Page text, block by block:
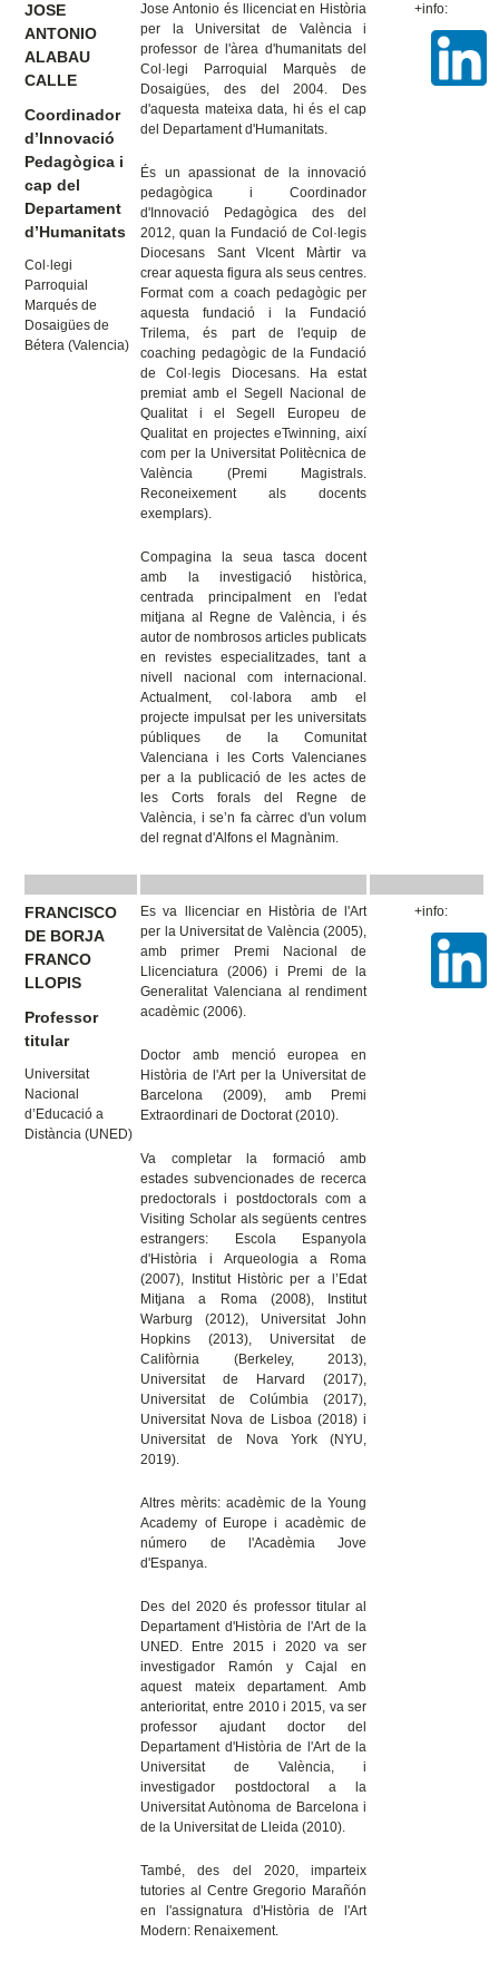
JOSE
ANTONIO
ALABAU
CALLE
Coordinador
d’Innovació
Pedagògica i
cap del
Departament
d’Humanitats
Col·legi
Parroquial
Marqués de
Dosaigües de
Bétera (Valencia)
Jose Antonio és llicenciat en Història
per la Universitat de València i
professor de l'àrea d'humanitats del
Col·legi Parroquial Marquès de
Dosaigües, des del 2004. Des
d'aquesta mateixa data, hi és el cap
del Departament d'Humanitats.
És un apassionat de la innovació
pedagògica i Coordinador
d'Innovació Pedagògica des del
2012, quan la Fundació de Col·legis
Diocesans Sant VIcent Màrtir va
crear aquesta figura als seus centres.
Format com a coach pedagògic per
aquesta fundació i la Fundació
Trilema, és part de l'equip de
coaching pedagògic de la Fundació
de Col·legis Diocesans. Ha estat
premiat amb el Segell Nacional de
Qualitat i el Segell Europeu de
Qualitat en projectes eTwinning, així
com per la Universitat Politècnica de
València (Premi Magistrals.
Reconeixement als docents
exemplars).
Compagina la seua tasca docent
amb la investigació històrica,
centrada principalment en l'edat
mitjana al Regne de València, i és
autor de nombrosos articles publicats
en revistes especialitzades, tant a
nivell nacional com internacional.
Actualment, col·labora amb el
projecte impulsat per les universitats
públiques de la Comunitat
Valenciana i les Corts Valencianes
per a la publicació de les actes de
les Corts forals del Regne de
València, i se’n fa càrrec d'un volum
del regnat d'Alfons el Magnànim.
+info:
FRANCISCO
DE BORJA
FRANCO
LLOPIS
Professor
titular
Universitat
Nacional
d’Educació a
Distància (UNED)
Es va llicenciar en Història de l'Art
per la Universitat de València (2005),
amb primer Premi Nacional de
Llicenciatura (2006) i Premi de la
Generalitat Valenciana al rendiment
acadèmic (2006).
Doctor amb menció europea en
Història de l'Art per la Universitat de
Barcelona (2009), amb Premi
Extraordinari de Doctorat (2010).
Va completar la formació amb
estades subvencionades de recerca
predoctorals i postdoctorals com a
Visiting Scholar als següents centres
estrangers: Escola Espanyola
d'Història i Arqueologia a Roma
(2007), Institut Històric per a l’Edat
Mitjana a Roma (2008), Institut
Warburg (2012), Universitat John
Hopkins (2013), Universitat de
Califòrnia (Berkeley, 2013),
Universitat de Harvard (2017),
Universitat de Colúmbia (2017),
Universitat Nova de Lisboa (2018) i
Universitat de Nova York (NYU,
2019).
Altres mèrits: acadèmic de la Young
Academy of Europe i acadèmic de
número de l'Acadèmia Jove
d'Espanya.
Des del 2020 és professor titular al
Departament d'Història de l'Art de la
UNED. Entre 2015 i 2020 va ser
investigador Ramón y Cajal en
aquest mateix departament. Amb
anterioritat, entre 2010 i 2015, va ser
professor ajudant doctor del
Departament d'Història de l'Art de la
Universitat de València, i
investigador postdoctoral a la
Universitat Autònoma de Barcelona i
de la Universitat de Lleida (2010).
També, des del 2020, imparteix
tutories al Centre Gregorio Marañón
en l'assignatura d'Història de l'Art
Modern: Renaixement.
+info: